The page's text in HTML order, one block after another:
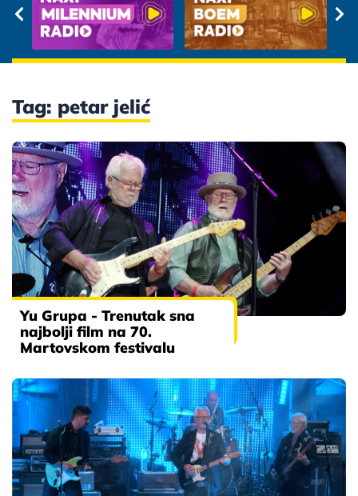
Tag: petar jelić
Yu Grupa - Trenutak sna
najbolji film na 70.
Martovskom festivalu